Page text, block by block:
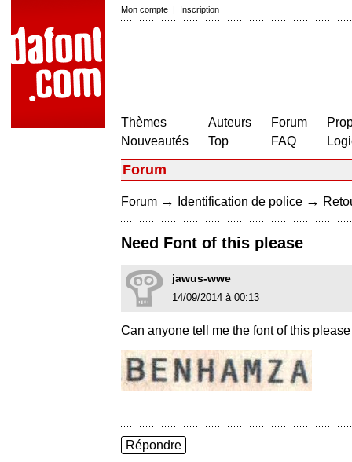
Mon compte | Inscription
Thèmes
Nouveautés
Auteurs
Top
Forum
FAQ
Forum
Forum → Identification de police →
Need Font of this please
jawus-wwe
14/09/2014 à 00:13
Can anyone tell me the font of this
Répondre